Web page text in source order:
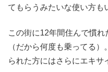
てもらうみたいな使い方も
この街に12年間住んで慣れ
（だから何度も乗ってる
られた方にはさらにエキサ